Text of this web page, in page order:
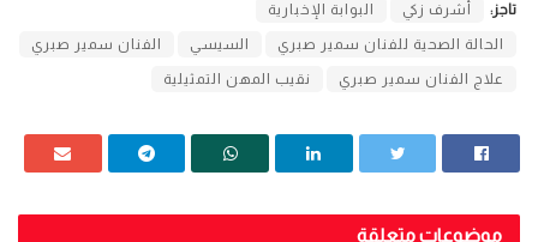
تاجز: أشرف زكي البوابة الإخبارية
الحالة الصحية للفنان سمير صبري السيسي الفنان سمير صبري
علاج الفنان سمير صبري نقيب المهن التمثيلية
موضوعات متعلقة